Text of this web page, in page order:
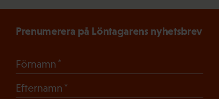
Prenumerera på Löntagarens nyhetsbrev
Förnamn
Efternamn